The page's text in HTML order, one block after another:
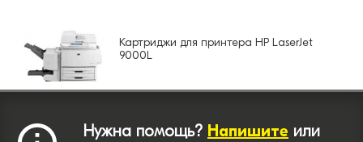
Картриджи для принтера HP LaserJet
9000L
Нужна помощь? Напишите или